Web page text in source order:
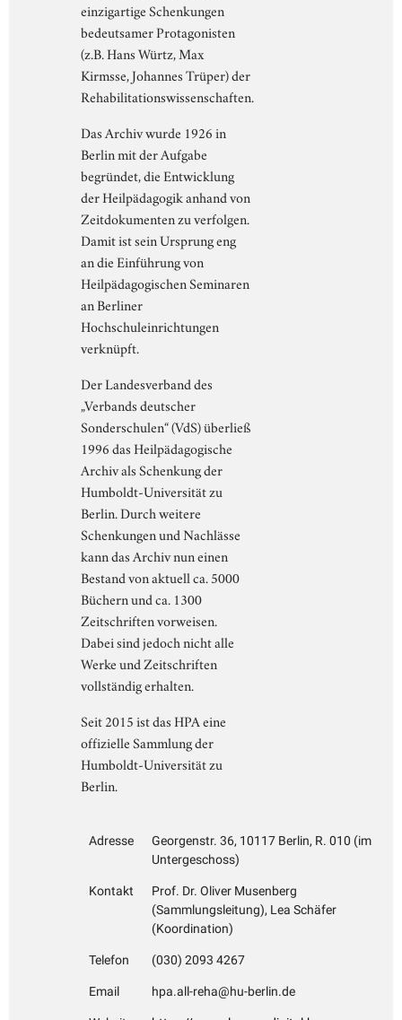
einzigartige Schenkungen
bedeutsamer Protagonisten
(z.B. Hans Würtz, Max
Kirmsse, Johannes Trüper) der
Rehabilitationswissenschaften.
Das Archiv wurde 1926 in
Berlin mit der Aufgabe
begründet, die Entwicklung
der Heilpädagogik anhand von
Zeitdokumenten zu verfolgen.
Damit ist sein Ursprung eng
an die Einführung von
Heilpädagogischen Seminaren
an Berliner
Hochschuleinrichtungen
verknüpft.
Der Landesverband des
„Verbands deutscher
Sonderschulen“ (VdS) überließ
1996 das Heilpädagogische
Archiv als Schenkung der
Humboldt-Universität zu
Berlin. Durch weitere
Schenkungen und Nachlässe
kann das Archiv nun einen
Bestand von aktuell ca. 5000
Büchern und ca. 1300
Zeitschriften vorweisen.
Dabei sind jedoch nicht alle
Werke und Zeitschriften
vollständig erhalten.
Seit 2015 ist das HPA eine
offizielle Sammlung der
Humboldt-Universität zu
Berlin.
Adresse
Georgenstr. 36, 10117 Berlin, R. 010 (im
Untergeschoss)
Kontakt
Prof. Dr. Oliver Musenberg
(Sammlungsleitung), Lea Schäfer
(Koordination)
Telefon (030) 2093 4267
Email hpa.all-reha@hu-berlin.de